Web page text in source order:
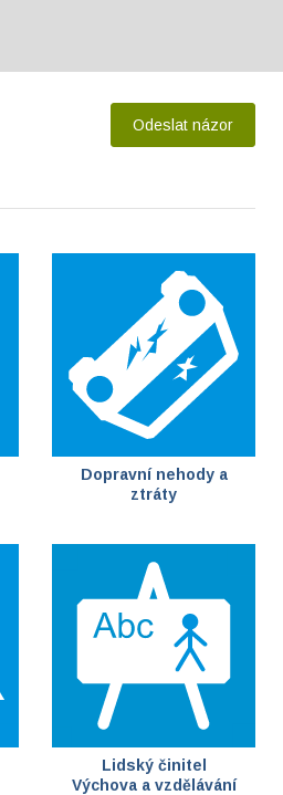
Dopravní nehody a
ztráty
Lidský činitel
Výchova a vzdělávání